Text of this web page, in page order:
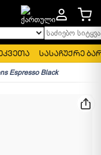
საძიებო
სასაჩუქრე
Espresso Black